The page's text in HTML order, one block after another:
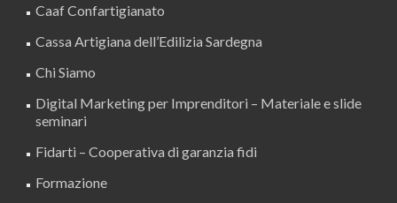
Caaf Confartigianato
Cassa Artigiana dell’Edilizia Sardegna
Chi Siamo
Digital Marketing per Imprenditori – Materiale e slide
seminari
Fidarti – Cooperativa di garanzia fidi
Formazione